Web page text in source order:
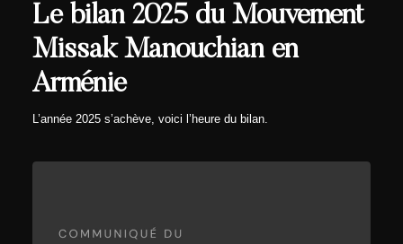
Le bilan 2025 du Mouvement
Missak Manouchian en
Arménie
L’année 2025 s’achève, voici l’heure du bilan.